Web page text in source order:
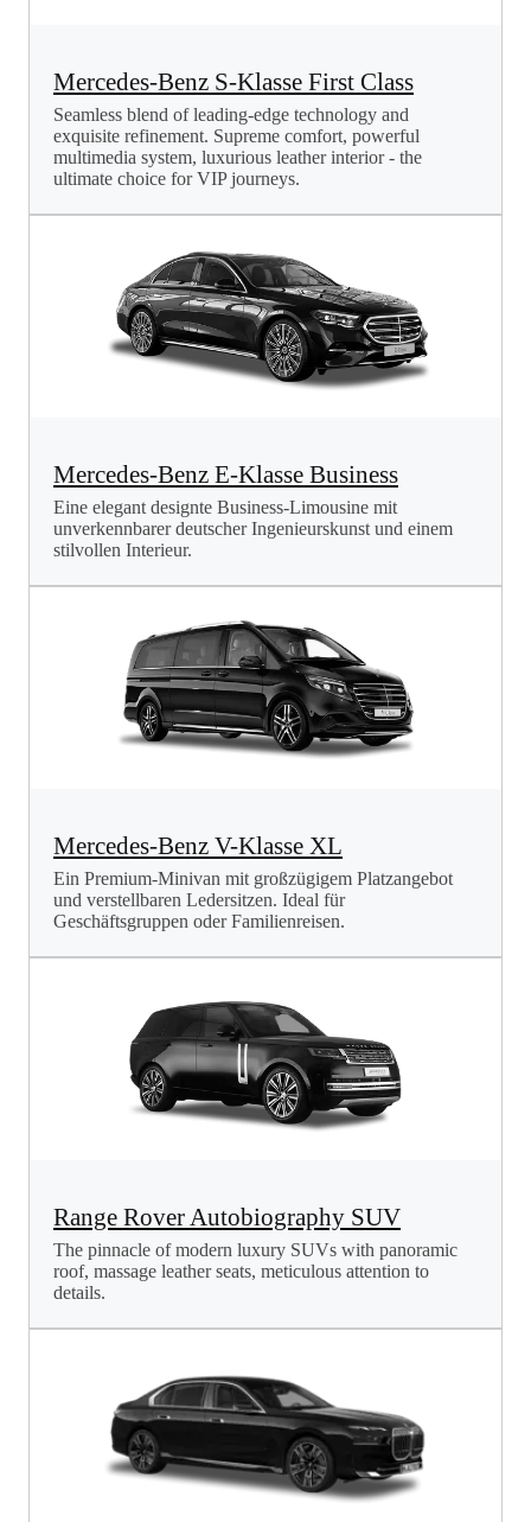
Mercedes-Benz S-Klasse First Class
Seamless blend of leading-edge technology and
exquisite refinement. Supreme comfort, powerful
multimedia system, luxurious leather interior - the
ultimate choice for VIP journeys.
Mercedes-Benz E-Klasse Business
Eine elegant designte Business-Limousine mit
unverkennbarer deutscher Ingenieurskunst und einem
stilvollen Interieur.
Mercedes-Benz V-Klasse XL
Ein Premium-Minivan mit großzügigem Platzangebot
und verstellbaren Ledersitzen. Ideal für
Geschäftsgruppen oder Familienreisen.
Range Rover Autobiography SUV
The pinnacle of modern luxury SUVs with panoramic
roof, massage leather seats, meticulous attention to
details.